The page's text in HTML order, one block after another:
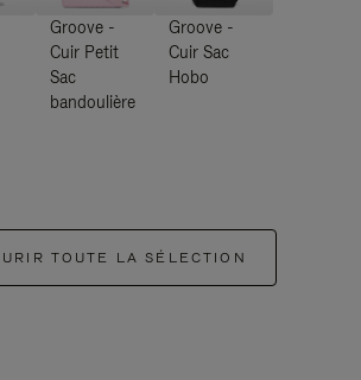
Groove -
Cuir Petit
Sac
bandoulière
Groove -
Cuir Sac
Hobo
TOUTE LA SÉLECTION